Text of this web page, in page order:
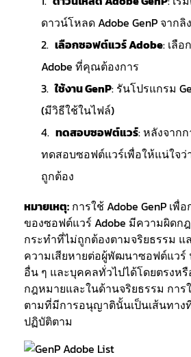
ดาวน์โหลด Adobe GenP จาก
เลือกซอฟต์แวร์ Adobe: เลื
Adobe ที่คุณต้องการ
ใช้งาน GenP: รันโปรแกรม
(มีวิธีใช้ในไฟล์)
ทดสอบซอฟต์แวร์: หลังจาก
ทดสอบซอฟต์แวร์เพื่อให้แน่ใจว่
ถูกต้อง
หมายเหตุ: การใช้ Adobe GenP เพื่
ของซอฟต์แวร์ Adobe มีความผิดก
กระทำที่ไม่ถูกต้องตามจริยธรรม แ
ความเสียหายต่อผู้พัฒนาซอฟต์แว
อื่น ๆ และบุคคลทั่วไปได้โดยตรงห
กฎหมายและในด้านจริยธรรม กา
ตามที่มีการอนุญาตินั้นเป็นเส้นทาง
ปฏิบัติตาม